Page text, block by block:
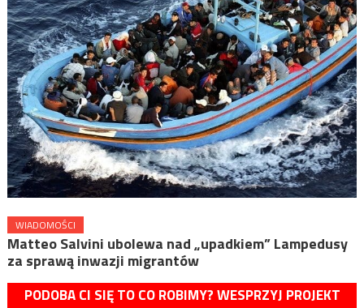
WIADOMOŚCI
Matteo Salvini ubolewa nad „upadkiem” Lampedusy
za sprawą inwazji migrantów
PODOBA CI SIĘ TO CO ROBIMY? WESPRZYJ PROJEKT